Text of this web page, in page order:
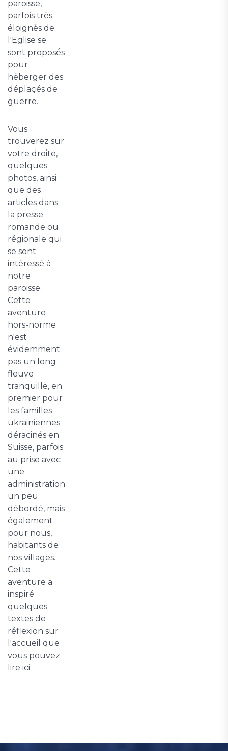
paroisse,
parfois très
éloignés de
l'Eglise se
sont proposés
pour
héberger des
déplaçés de
guerre.
Vous
trouverez sur
votre droite,
quelques
photos, ainsi
que des
articles dans
la presse
romande ou
régionale qui
se sont
intéressé à
notre
paroisse.
Cette
aventure
hors-norme
n'est
évidemment
pas un long
fleuve
tranquille, en
premier pour
les familles
ukrainiennes
déracinés en
Suisse, parfois
au prise avec
une
administration
un peu
débordé, mais
également
pour nous,
habitants de
nos villages.
Cette
aventure a
inspiré
quelques
textes de
réflexion sur
l'accueil que
vous pouvez
lire ici